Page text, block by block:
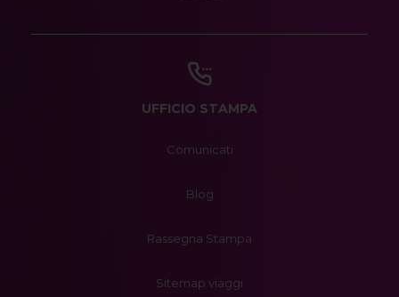
UFFICIO STAMPA
Comunicati
Blog
Rassegna Stampa
Sitemap viaggi